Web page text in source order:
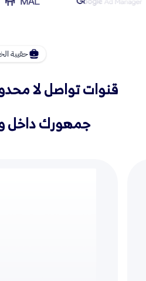
حقيبة
قنوات تواصل لا
جمهورك داخل